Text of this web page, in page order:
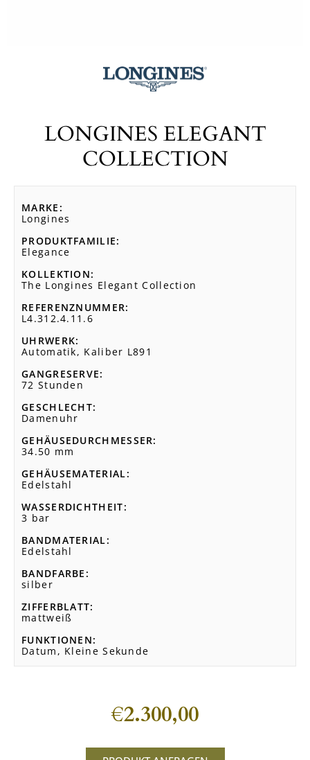
LONGINES ELEGANT
COLLECTION
MARKE
Longines
PRODUKTFAMILIE
Elegance
KOLLEKTION
The Longines Elegant Collection
REFERENZNUMMER
L4.312.4.11.6
UHRWERK
Automatik, Kaliber L891
GANGRESERVE
72 Stunden
GESCHLECHT
Damenuhr
GEHÄUSEDURCHMESSER
34.50 mm
GEHÄUSEMATERIAL
Edelstahl
WASSERDICHTHEIT
3 bar
BANDMATERIAL
Edelstahl
BANDFARBE
silber
ZIFFERBLATT
mattweiß
FUNKTIONEN
Datum, Kleine Sekunde
€2.300,00